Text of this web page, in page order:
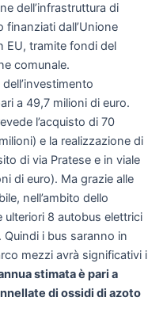
dell’infrastruttura di
finanziati dall’Unione
EU, tramite fondi del
comunale.
a 49,7 milioni di euro.
l’acquisto di 70
e la realizzazione di
di via Pratese e in viale
di euro). Ma grazie alle
nell’ambito dello
8 autobus elettrici
Quindi i bus saranno in
mezzi avrà significativi i
stimata è pari a
di ossidi di azoto